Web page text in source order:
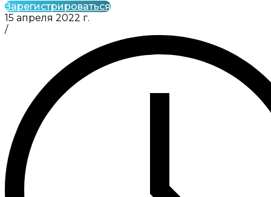
Зарегистрироваться
15 апреля 2022 г.
/